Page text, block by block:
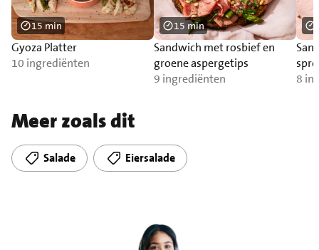
Gyoza Platter
10 ingrediënten
15 min
Sandwich met rosbief en
groene aspergetips
9 ingrediënten
15 min
8
Meer zoals dit
Salade Eiersalade